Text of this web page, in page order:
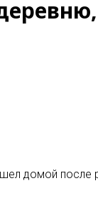
домой после